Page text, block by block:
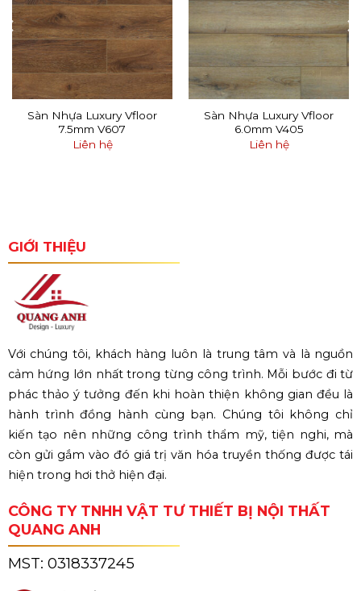
Sàn Nhựa Luxury Vfloor
7.5mm V607
Liên hệ
Sàn Nhựa Luxury Vfloor
6.0mm V405
Liên hệ
GIỚI THIỆU
Với chúng tôi, khách hàng luôn là trung tâm và là nguồn
cảm hứng lớn nhất trong từng công trình. Mỗi bước đi từ
phác thảo ý tưởng đến khi hoàn thiện không gian đều là
hành trình đồng hành cùng bạn. Chúng tôi không chỉ
kiến tạo nên những công trình thẩm mỹ, tiện nghi, mà
còn gửi gắm vào đó giá trị văn hóa truyền thống được tái
hiện trong hơi thở hiện đại.
CÔNG TY TNHH VẬT TƯ THIẾT BỊ NỘI THẤT
QUANG ANH
MST: 0318337245